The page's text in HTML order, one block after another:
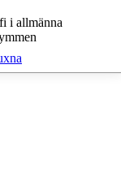
i allmänna